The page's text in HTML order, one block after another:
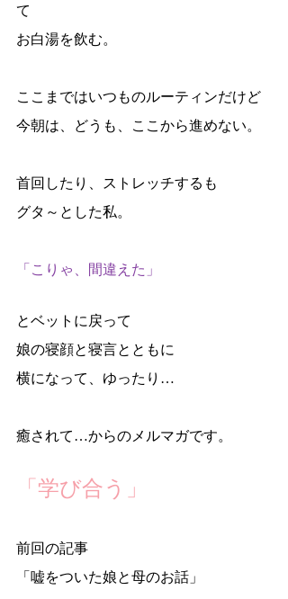
て
お白湯を飲む。
ここまではいつものルーティンだけど
今朝は、どうも、ここから進めない。
首回したり、ストレッチするも
グタ～とした私。
「こりゃ、間違えた」
とベットに戻って
娘の寝顔と寝言とともに
横になって、ゆったり…
癒されて…からのメルマガです。
「学び合う」
前回の記事
「嘘をついた娘と母のお話」